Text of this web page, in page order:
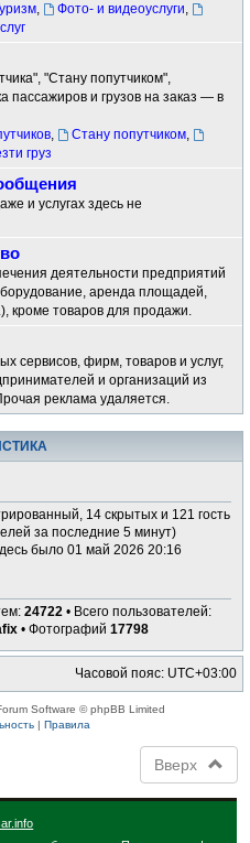
, Фото- и видеоуслуги,
"Стану попутчиком",
пассажиров и грузов на заказ — в
, Стану попутчиком,
груз
и услугах здесь не
деятельности предприятий
аренда площадей,
кроме товаров для продажи.
сервисов, фирм, товаров и услуг,
и организаций из
реклама удаляется.
14 скрытых и 121 гость
за последние 5 минут)
было 01 май 2026 20:16
24722 • Всего пользователей:
• Фотографий17798
Часовой пояс: UTC+03:00
Software © phpBB Limited
| Правила
Вверх